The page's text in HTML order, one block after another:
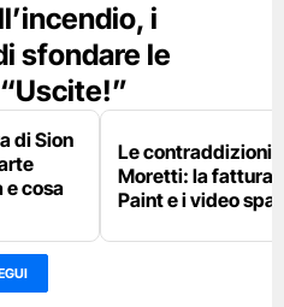
i
sfondare le
di Sion
e cosa
Le contraddizioni
Moretti: la fattura
Paint e i video